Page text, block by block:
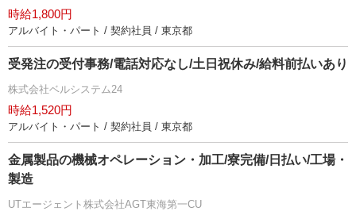
時給1,800円
アルバイト・パート / 契約社員 / 東京都
受発注の受付事務/電話対応なし/土日祝休み/給料前払いあり
株式会社ベルシステム24
時給1,520円
アルバイト・パート / 契約社員 / 東京都
金属製品の機械オペレーション・加工/寮完備/日払い/工場・
製造
UTエージェント株式会社AGT東海第一CU